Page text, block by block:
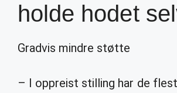
holde hodet
Gradvis mindre støtte
– I oppreist stilling har de